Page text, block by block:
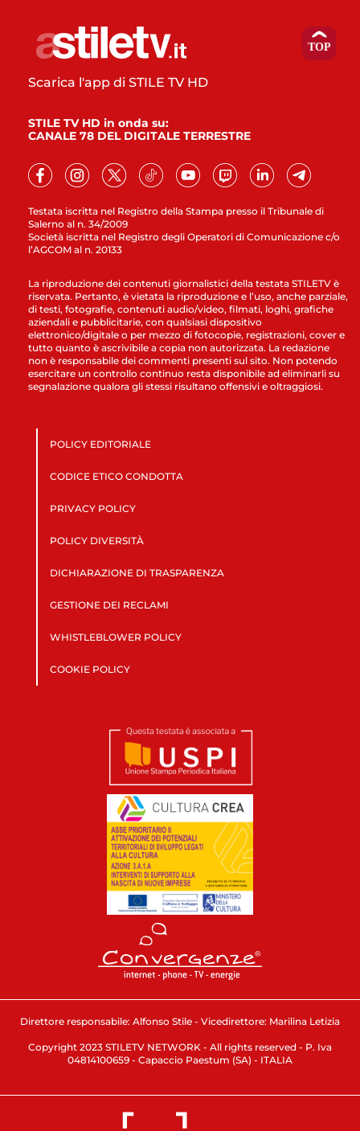
Testata iscritta nel Registro della Stampa presso il Tribunale di
Salerno al n. 34/2009
Società iscritta nel Registro degli Operatori di Comunicazione c/o
l’AGCOM al n. 20133
Scarica l'app di STILE TV HD
STILE TV HD in onda su:
CANALE 78 DEL DIGITALE TERRESTRE
La riproduzione dei contenuti giornalistici della testata STILETV è
riservata. Pertanto, è vietata la riproduzione e l’uso, anche parziale,
di testi, fotografie, contenuti audio/video, filmati, loghi, grafiche
aziendali e pubblicitarie, con qualsiasi dispositivo
elettronico/digitale o per mezzo di fotocopie, registrazioni, cover e
tutto quanto è ascrivibile a copia non autorizzata. La redazione
non è responsabile dei commenti presenti sul sito. Non potendo
esercitare un controllo continuo resta disponibile ad eliminarli su
segnalazione qualora gli stessi risultano offensivi e oltraggiosi.
POLICY EDITORIALE
CODICE ETICO CONDOTTA
PRIVACY POLICY
POLICY DIVERSITÀ
DICHIARAZIONE DI TRASPARENZA
GESTIONE DEI RECLAMI
WHISTLEBLOWER POLICY
COOKIE POLICY
Direttore responsabile: Alfonso Stile - Vicedirettore: Marilina Letizia
Copyright 2023 STILETV NETWORK - All rights reserved - P. Iva
04814100659 - Capaccio Paestum (SA) - ITALIA